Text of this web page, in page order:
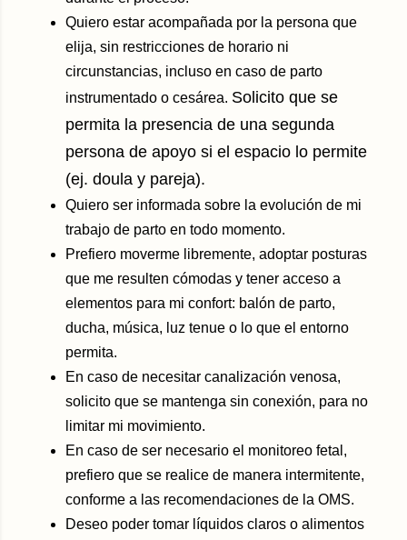
Quiero estar acompañada por la persona que
elija, sin restricciones de horario ni
circunstancias, incluso en caso de parto
instrumentado o cesárea. Solicito que se
permita la presencia de una segunda
persona de apoyo si el espacio lo permite
(ej. doula y pareja).
Quiero ser informada sobre la evolución de mi
trabajo de parto en todo momento.
Prefiero moverme libremente, adoptar posturas
que me resulten cómodas y tener acceso a
elementos para mi confort: balón de parto,
ducha, música, luz tenue o lo que el entorno
permita.
En caso de necesitar canalización venosa,
solicito que se mantenga sin conexión, para no
limitar mi movimiento.
En caso de ser necesario el monitoreo fetal,
prefiero que se realice de manera intermitente,
conforme a las recomendaciones de la OMS.
Deseo poder tomar líquidos claros o alimentos